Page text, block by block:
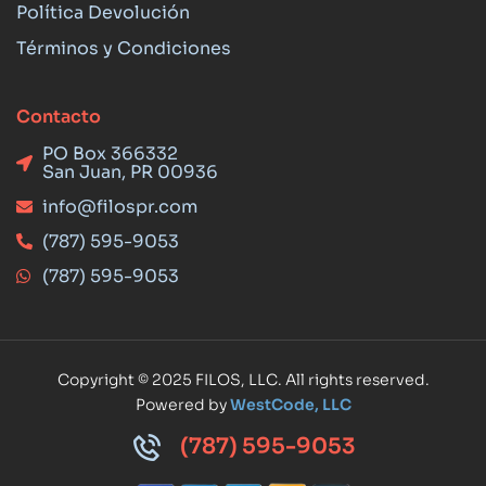
Política Devolución
Términos y Condiciones
Contacto
PO Box 366332
San Juan, PR 00936
info@filospr.com
(787) 595-9053
(787) 595-9053
Copyright © 2025 FILOS, LLC. All rights reserved.
Powered byWestCode, LLC
(787) 595-9053